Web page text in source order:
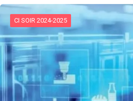
CI SOIR 2024-2025